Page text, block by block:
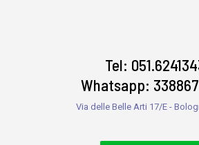
Tel:
Whatsapp:
Via delle Belle Arti 17/E -